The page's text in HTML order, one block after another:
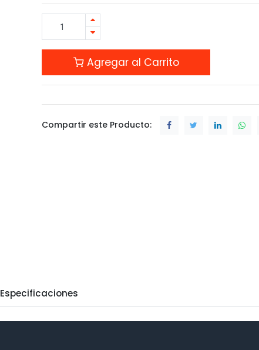
Agregar al Carrito
Compartir este Producto:
Especificaciones